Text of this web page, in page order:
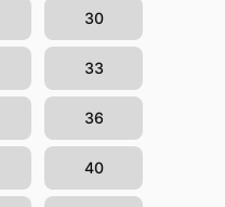
30
33
36
40